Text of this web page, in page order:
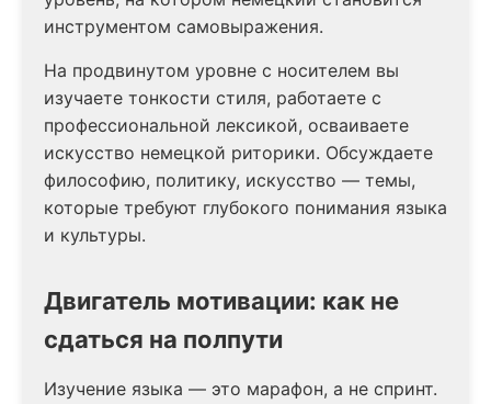
инструментом самовыражения.
На продвинутом уровне с носителем вы
изучаете тонкости стиля, работаете с
профессиональной лексикой, осваиваете
искусство немецкой риторики. Обсуждаете
философию, политику, искусство — темы,
которые требуют глубокого понимания языка
и культуры.
Двигатель мотивации: как не
сдаться на полпути
Изучение языка — это марафон, а не спринт.